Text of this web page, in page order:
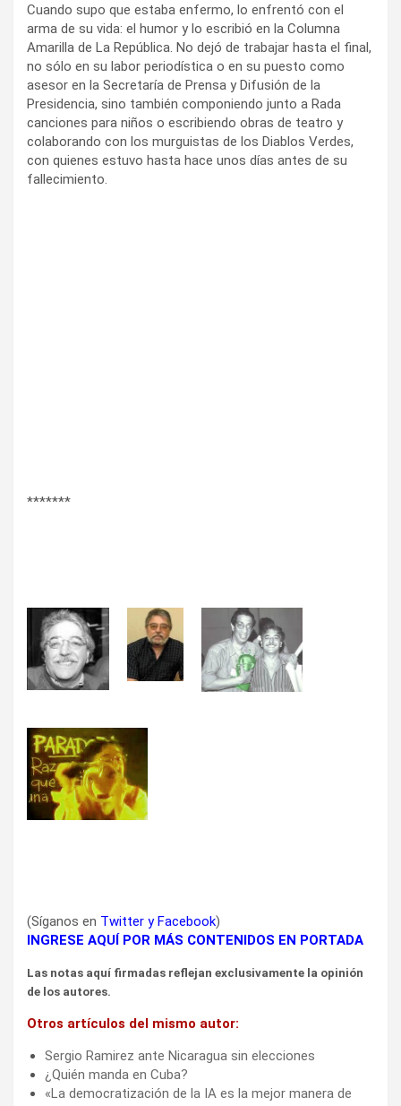
Cuando supo que estaba enfermo, lo enfrentó con el
arma de su vida: el humor y lo escribió en la Columna
Amarilla de La República. No dejó de trabajar hasta el final,
no sólo en su labor periodística o en su puesto como
asesor en la Secretaría de Prensa y Difusión de la
Presidencia, sino también componiendo junto a Rada
canciones para niños o escribiendo obras de teatro y
colaborando con los murguistas de los Diablos Verdes,
con quienes estuvo hasta hace unos días antes de su
fallecimiento.
*******
(Síganos en Twitter yFacebook)
INGRESE AQUÍ POR MÁS CONTENIDOS EN PORTADA
Las notas aquí firmadas reflejan exclusivamente la opinión
de los autores.
Otros artículos del mismo autor:
Sergio Ramirez ante Nicaragua sin elecciones
¿Quién manda en Cuba?
«La democratización de la IA es la mejor manera de